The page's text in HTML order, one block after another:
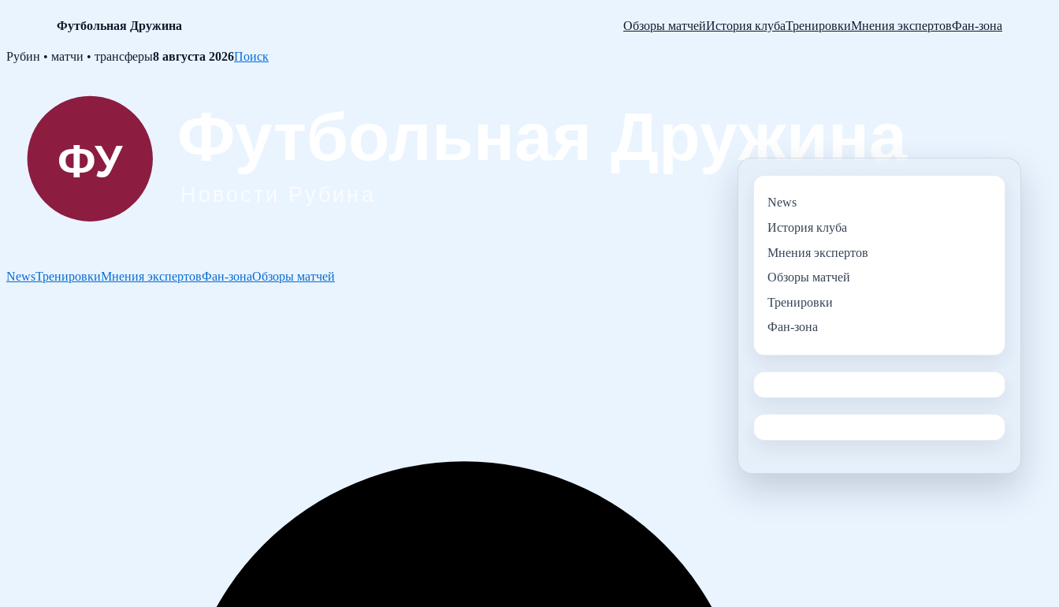
Футбольная Дружина Обзоры матчейИстория клубаТренировкиМнения экспертовФан-зона
Skip
Рубин • матчи • трансферы8 августа 2026Поиск
NewsТренировкиМнения экспертовФан-зонаОбзоры матчей
News
История клуба
Мнения экспертов
Обзоры матчей
Тренировки
Фан-зона